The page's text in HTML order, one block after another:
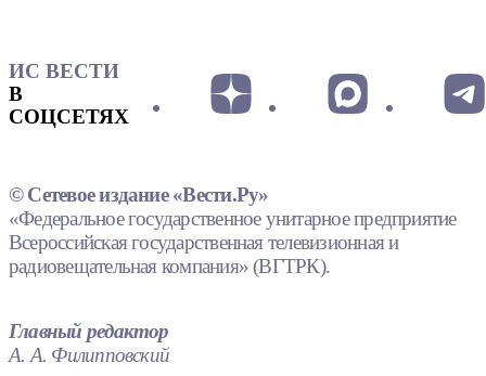
ИС ВЕСТИ
В
СОЦСЕТЯХ
© Сетевое издание «Вести.Ру»
«Федеральное государственное унитарное предприятие
Всероссийская государственная телевизионная и
радиовещательная компания» (ВГТРК).
Главный редактор
А. А. Филипповский